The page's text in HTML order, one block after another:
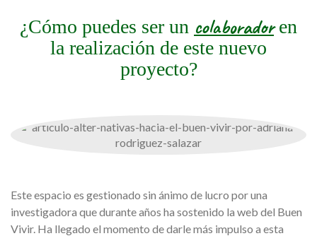
¿Cómo puedes ser un colaboradoren
la realización de este nuevo
proyecto?
Este espacio es gestionado sin ánimo de lucro por una
investigadora que durante años ha sostenido la web del Buen
Vivir. Ha llegado el momento de darle más impulso a esta